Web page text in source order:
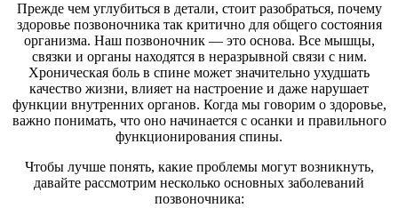
Прежде чем углубиться в детали, стоит разобраться, почему
здоровье позвоночника так критично для общего состояния
организма. Наш позвоночник — это основа. Все мышцы,
связки и органы находятся в неразрывной связи с ним.
Хроническая боль в спине может значительно ухудшать
качество жизни, влияет на настроение и даже нарушает
функции внутренних органов. Когда мы говорим о здоровье,
важно понимать, что оно начинается с осанки и правильного
функционирования спины.
Чтобы лучше понять, какие проблемы могут возникнуть,
давайте рассмотрим несколько основных заболеваний
позвоночника: